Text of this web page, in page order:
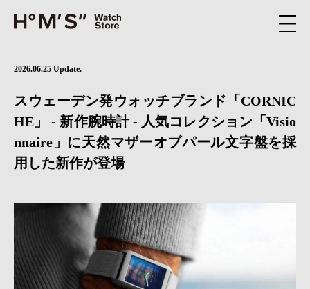
2026.06.25 Update.
スウェーデン発ウォッチブランド「CORNIC
HE」 - 新作腕時計 - 人気コレクション「Visio
nnaire」に天然マザーオブパール文字盤を採
用した新作が登場